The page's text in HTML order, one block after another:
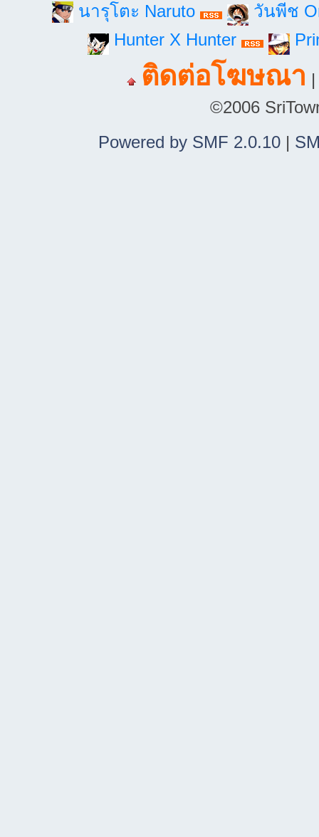
นารุโตะ Naruto
วันพีช
Hunter X Hunter
ติดต่อโฆษณา
©2006
Powered by SMF 2.0.10|